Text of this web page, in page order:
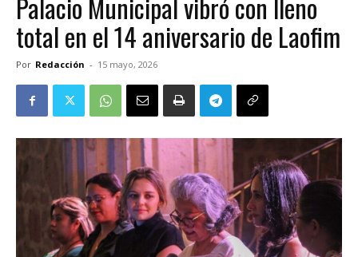
Palacio Municipal vibró con lleno
total en el 14 aniversario de Laofim
Por Redacción - 15 mayo, 2026